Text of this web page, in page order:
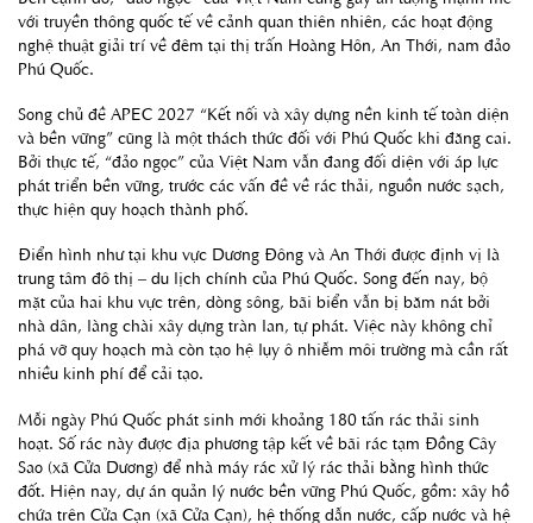
với truyền thông quốc tế về cảnh quan thiên nhiên, các hoạt động
nghệ thuật giải trí về đêm tại thị trấn Hoàng Hôn, An Thới, nam đảo
Phú Quốc.
Song chủ đề APEC 2027 “Kết nối và xây dựng nền kinh tế toàn diện
và bền vững” cũng là một thách thức đối với Phú Quốc khi đăng cai.
Bởi thực tế, “đảo ngọc” của Việt Nam vẫn đang đối diện với áp lực
phát triển bền vững, trước các vấn đề về rác thải, nguồn nước sạch,
thực hiện quy hoạch thành phố.
Điển hình như tại khu vực Dương Đông và An Thới được định vị là
trung tâm đô thị – du lịch chính của Phú Quốc. Song đến nay, bộ
mặt của hai khu vực trên, dòng sông, bãi biển vẫn bị băm nát bởi
nhà dân, làng chài xây dựng tràn lan, tự phát. Việc này không chỉ
phá vỡ quy hoạch mà còn tạo hệ lụy ô nhiễm môi trường mà cần rất
nhiều kinh phí để cải tạo.
Mỗi ngày Phú Quốc phát sinh mới khoảng 180 tấn rác thải sinh
hoạt. Số rác này được địa phương tập kết về bãi rác tạm Đồng Cây
Sao (xã Cửa Dương) để nhà máy rác xử lý rác thải bằng hình thức
đốt. Hiện nay, dự án quản lý nước bền vững Phú Quốc, gồm: xây hồ
chứa trên Cửa Cạn (xã Cửa Cạn), hệ thống dẫn nước, cấp nước và hệ